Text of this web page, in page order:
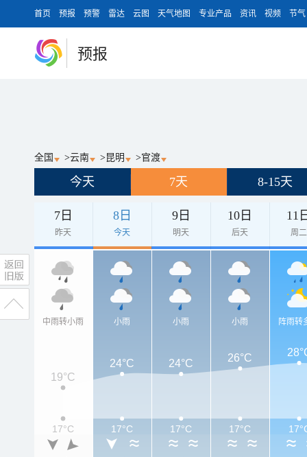
首页 预报 预警 雷达 云图 天气地图 专业产品 资讯 视频 节气
预报
全国 >云南 > 昆明 >官渡
今天 7天 8-15天
7日
昨天
8日
今天
9日
明天
10日
后天
11
周二
中雨转小雨 小雨 小雨 小雨 阵雨转
19°C
24°C 24°C 26°C
17°C 17°C 17°C 17°C